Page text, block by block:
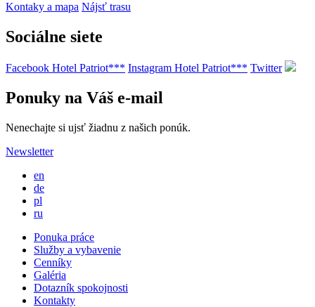
Kontaky a mapa Nájsť trasu
Sociálne siete
Facebook Hotel Patriot*** Instagram Hotel Patriot*** Twitter
Ponuky na Váš e-mail
Nenechajte si ujsť žiadnu z našich ponúk.
Newsletter
en
de
pl
ru
Ponuka práce
Služby a vybavenie
Cenníky
Galéria
Dotazník spokojnosti
Kontakty